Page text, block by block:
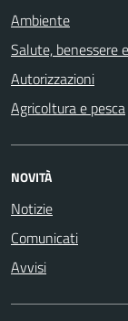
Ambiente
Salute, benessere
Autorizzazioni
Agricoltura e pesca
NOVITÀ
Notizie
Comunicati
Avvisi